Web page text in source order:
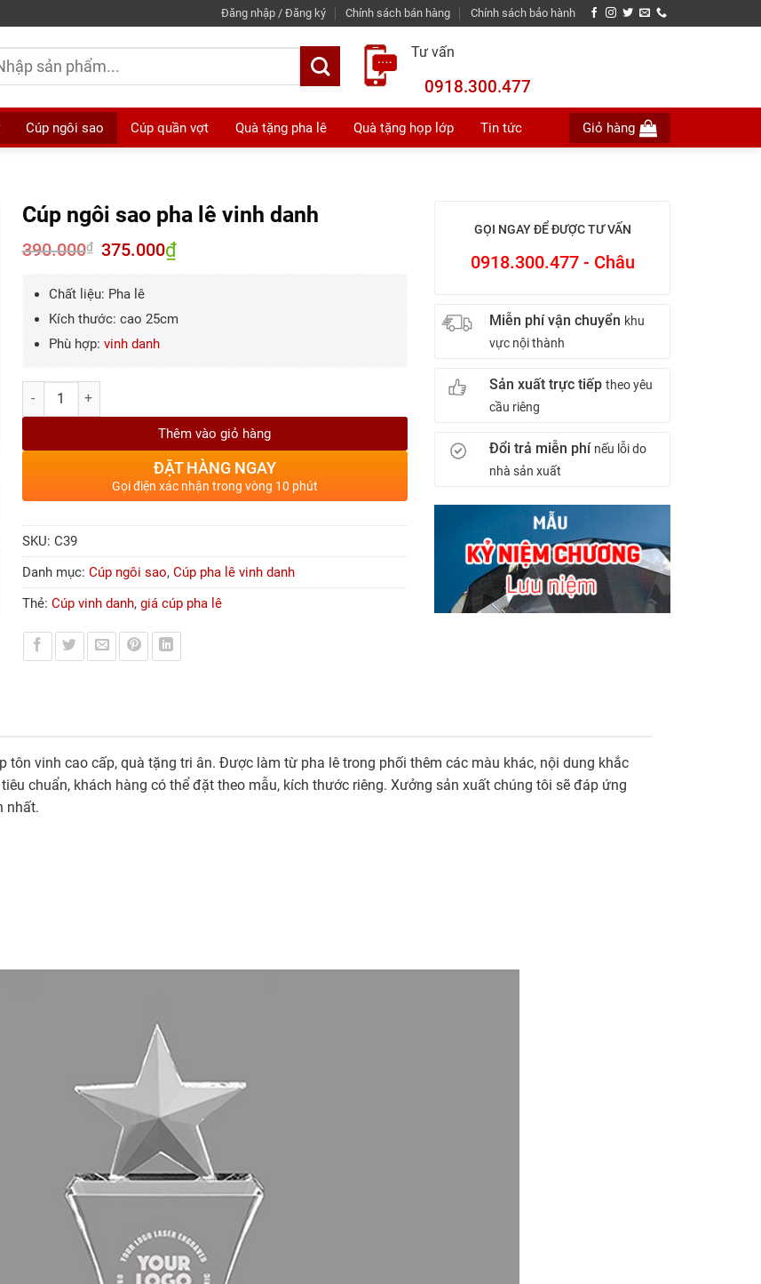
Đăng nhập / Đăng ký Chính sách bán hàng Chính sách bảo hành
Tư vấn
0918.300.477
Cúp ngôi sao Cúp quần vợt Quà tặng pha lê Quà tặng họp lớp Tin tức Giỏ hàng
Cúp ngôi sao pha lê vinh danh
390.000₫
Giá
gốc
375.000₫Giá
hiện
Chất liệu: Pha lê
Kích thước: cao 25cm
Phù hợp: vinh danh
Số lượng
Thêm vào giỏ hàng
ĐẶT HÀNG NGAY
Gọi điện xác nhận trong vòng 10 phút
SKU: C39
Danh mục: Cúp ngôi sao, Cúp pha lê vinh danh
Thẻ: Cúp vinh danh, giá cúp pha lê
GỌI NGAY ĐỂ ĐƯỢC TƯ VẤN
0918.300.477 - Châu
Miễn phí vận chuyển khu
vực nội thành
Sản xuất trực tiếptheo yêu
cầu riêng
Đổi trả miễn phí nếu lỗi do
nhà sản xuất
tôn vinh cao cấp, quà tặng tri ân. Được làm từ pha lê trong phối thêm các màu khác, nội dung khắc
chuẩn, khách hàng có thể đặt theo mẫu, kích thước riêng. Xưởng sản xuất chúng tôi sẽ đáp ứng
nhất.